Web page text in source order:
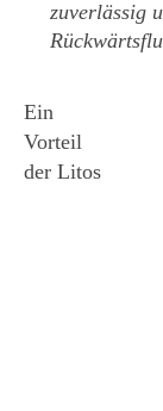
zuverlässig
Ein
Vorteil
der Litos